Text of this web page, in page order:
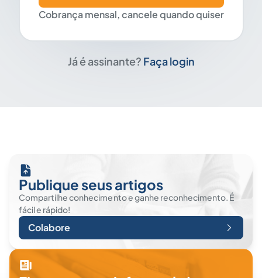
Cobrança mensal, cancele quando quiser
Já é assinante? Faça login
Publique seus artigos
Compartilhe conhecimento e ganhe reconhecimento. É
fácil e rápido!
Colabore